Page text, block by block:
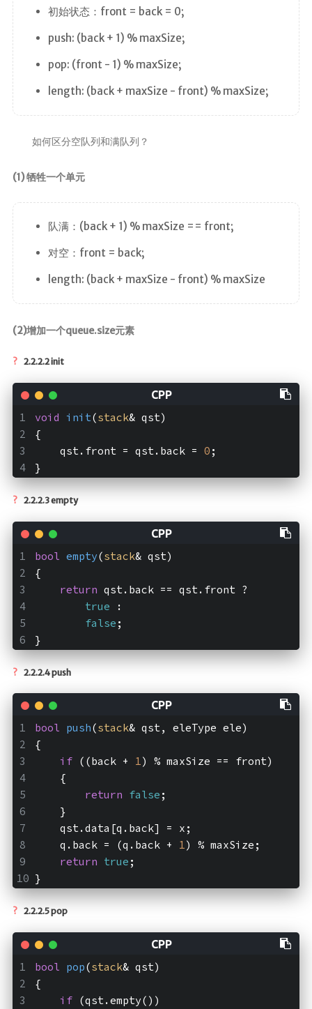
初始状态：front = back = 0;
push: (back + 1) % maxSize;
pop: (front - 1) % maxSize;
length: (back + maxSize - front) % maxSize;
如何区分空队列和满队列？
(1) 牺牲一个单元
队满：(back + 1) % maxSize == front;
对空：front = back;
length: (back + maxSize - front) % maxSize
(2)增加一个queue.size元素
2.2.2.2 init
void init(stack& qst)
{
    qst.front = qst.back =
0 ;
}
2.2.2.3 empty
bool empty(stack& qst)
{
return qst.back == qst.front ?
true :
false ;
}
2.2.2.4 push
bool push(stack& qst, eleType ele)
{
if ((back + 1) % maxSize == front)
    {
return false ;
    }
    qst.data[q.back] = x;
    q.back = (q.back +
1) % maxSize;
return true ;
}
2.2.2.5 pop
bool pop(stack& qst)
{
if (qst.empty())